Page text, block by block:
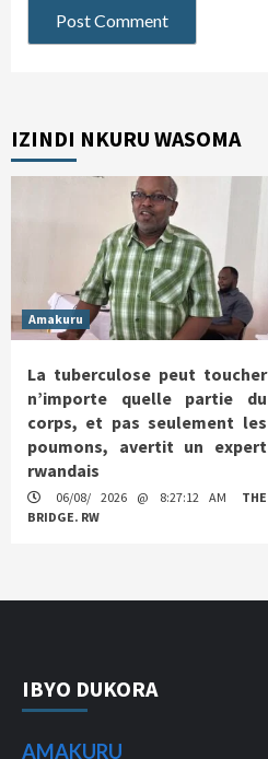
IZINDI NKURU WASOMA
Amakuru
La tuberculose peut toucher
n’importe quelle partie du
corps, et pas seulement les
poumons, avertit un expert
rwandais
06/08/ 2026 @ 8:27:12 AM
THE
BRIDGE. RW
IBYO DUKORA
AMAKURU